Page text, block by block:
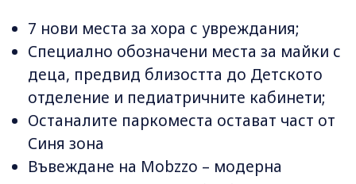
7 нови места за хора с увреждания;
Специално обозначени места за майки с
деца, предвид близостта до Детското
отделение и педиатричните кабинети;
Останалите паркоместа остават част от
Синя зона
Въвеждане на Mobzzo – модерна